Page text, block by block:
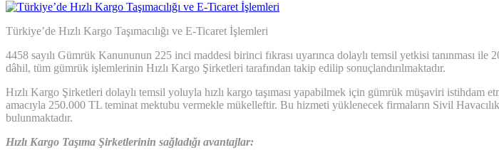
Türkiye’de Hızlı Kargo Taşımacılığı ve E-Ticaret İşlemleri
4458 sayılı Gümrük Kanununun 225 inci maddesi birinci fıkrası uyarınca dolaylı temsil yetkisi tanınması ile
dâhil, tüm gümrük işlemlerinin Hızlı Kargo Şirketleri tarafından takip edilip sonuçlandırılmaktadır.
Hızlı Kargo Şirketleri dolaylı temsil yoluyla hızlı kargo taşıması yapabilmek için gümrük müşaviri istihdam
amacıyla 250.000 TL teminat mektubu vermekle mükelleftir. Bu hizmeti yüklenecek firmaların Sivil
bulunmaktadır.
Hızlı Kargo Taşıma Şirketlerinin sağladığı avantajlar: